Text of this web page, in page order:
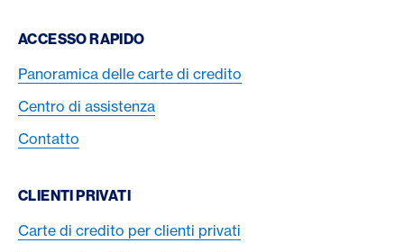
Footer Navigation
ACCESSO RAPIDO
Panoramica delle carte di credito
Centro di assistenza
Contatto
CLIENTI PRIVATI
Carte di credito per clienti privati